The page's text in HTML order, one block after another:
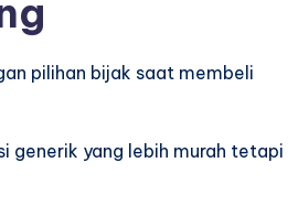
pilihan bijak saat membeli
generik yang lebih murah tetapi